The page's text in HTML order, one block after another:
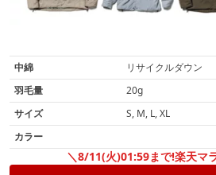
中綿
リサイクルダウン
羽毛量
20g
サイズ
S, M, L, XL
カラー
＼8/11(火)01:59まで!楽天マ